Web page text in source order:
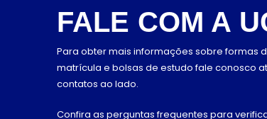
FALE COM A
Para obter mais informações sobre formas
matrícula e bolsas de estudo fale conosco
contatos ao lado.
Confira as perguntas frequentes para